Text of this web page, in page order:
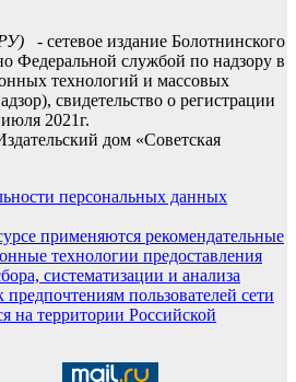
- сетевое издание Болотнинского
Федеральной службой по надзору в
технологий и массовых
свидетельство о регистрации
2021г.
дом «Советская
персональных данных
применяются рекомендательные
технологии предоставления
систематизации и анализа
пользователей сети
на территории Российской